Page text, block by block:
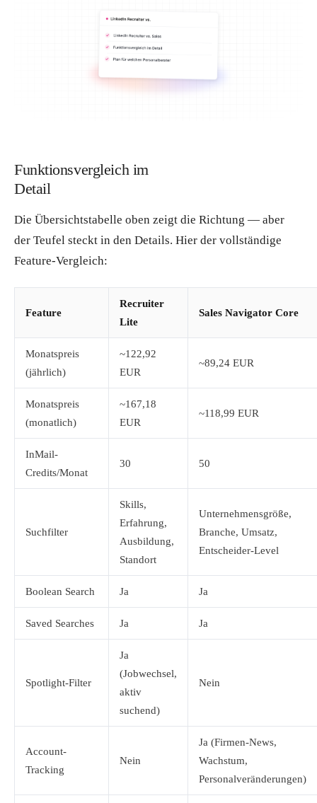
Funktionsvergleich im
Detail
Die Übersichtstabelle oben zeigt die Richtung — aber
der Teufel steckt in den Details. Hier der vollständige
Feature-Vergleich:
Feature
Recruiter
Lite
Sales Navigator Core
Monatspreis
(jährlich)
~122,92
EUR
~89,24 EUR
Monatspreis
(monatlich)
~167,18
EUR
~118,99 EUR
InMail-
Credits/Monat
30 50
Suchfilter
Skills,
Erfahrung,
Ausbildung,
Standort
Unternehmensgröße,
Branche, Umsatz,
Entscheider-Level
Boolean Search Ja Ja
Saved Searches Ja Ja
Spotlight-Filter
Ja
(Jobwechsel,
aktiv
suchend)
Nein
Account-
Tracking
Nein
Ja (Firmen-News,
Wachstum,
Personalveränderungen)